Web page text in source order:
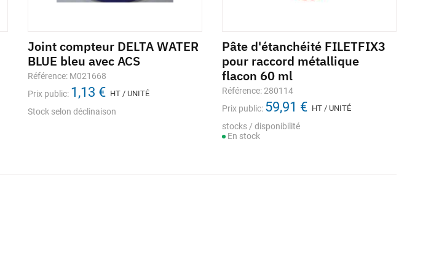
Joint compteur DELTA WATER
BLUE bleu avec ACS
Référence: M021668
Prix public: 1,13 € HT / UNITÉ
Stock selon déclinaison
Pâte d'étanchéité FILETFIX3
pour raccord métallique
flacon 60 ml
Référence: 280114
Prix public: 59,91 € HT / UNITÉ
stocks / disponibilité
En stock